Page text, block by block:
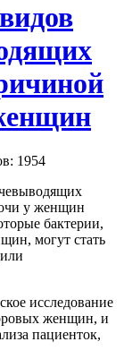
1954
бактерии,
могут стать
исследование
женщин, и
пациенток,